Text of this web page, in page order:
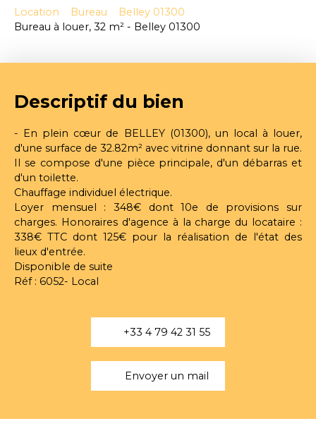
Location Bureau
Belley 01300
Bureau à louer, 32 m² - Belley 01300
Descriptif du bien
- En plein cœur de BELLEY (01300), un local à louer,
d'une surface de 32.82m² avec vitrine donnant sur la rue.
Il se compose d'une pièce principale, d'un débarras et
d'un toilette.
Chauffage individuel électrique.
Loyer mensuel : 348€ dont 10e de provisions sur
charges. Honoraires d'agence à la charge du locataire :
338€ TTC dont 125€ pour la réalisation de l'état des
lieux d'entrée.
Disponible de suite
Réf : 6052- Local
+33 4 79 42 31 55
Envoyer un mail